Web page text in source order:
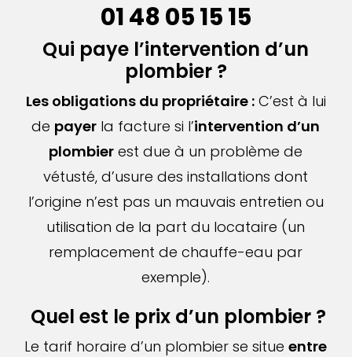
01 48 05 15 15
Qui paye l’intervention d’un
plombier ?
Les obligations du propriétaire :C’est à lui
de payer la facture si l’intervention d’un
plombier est due à un problème de
vétusté, d’usure des installations dont
l’origine n’est pas un mauvais entretien ou
utilisation de la part du locataire (un
remplacement de chauffe-eau par
exemple).
Quel est le prix d’un plombier ?
Le tarif horaire d’un plombier se situeentre